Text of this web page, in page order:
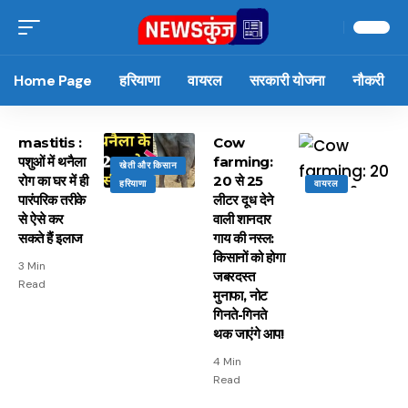
Home Page हरियाणा वायरल सरकारी योजना नौकरी
खेती और किसान
हरियाणा
mastitis :
पशुओं में थनैला
रोग का घर में ही
पारंपरिक तरीके
से ऐसे कर
सकते हैं इलाज
3 Min
Read
वायरल
Cow
farming:
20 से 25
लीटर दूध देने
वाली शानदार
गाय की नस्ल:
किसानों को होगा
जबरदस्त
मुनाफा, नोट
गिनते-गिनते
थक जाएंगे आप!
4 Min
Read